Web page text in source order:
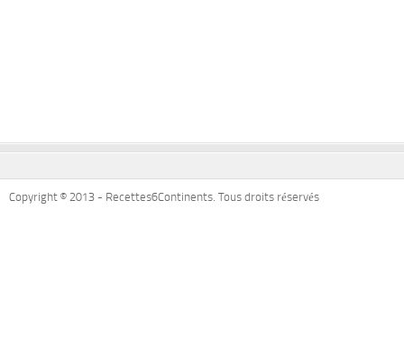
Copyright © 2013 - Recettes6Continents. Tous droits réservés